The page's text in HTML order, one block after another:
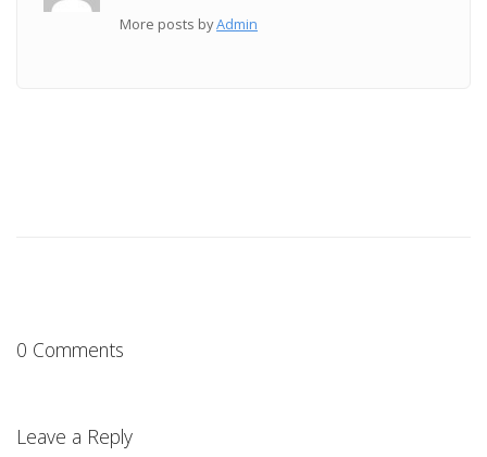
More posts byAdmin
0 Comments
Leave a Reply